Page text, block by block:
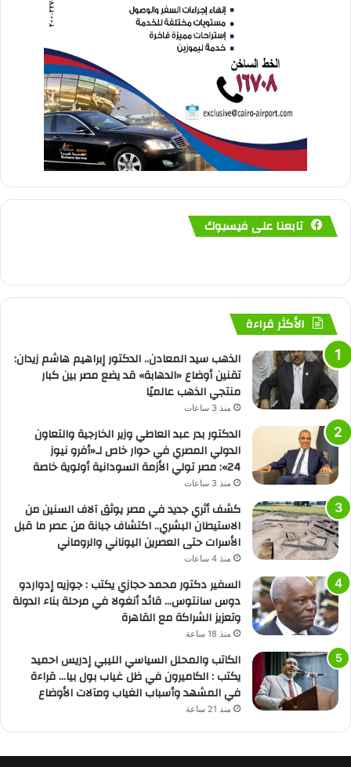
تابعنا على فيسبوك
الأكثر قراءة
الذهب سيد المعادن.. الدكتور إبراهيم هاشم زيدان:
تقنين أوضاع «الدهابة» قد يضع مصر بين كبار
منتجي الذهب عالميًا
منذ 3 ساعات
الدكتور بدر عبد العاطي وزير الخارجية والتعاون
الدولي المصري في حوار خاص لـ«أفرو نيوز
24»: مصر تولي الأزمة السودانية أولوية خاصة
منذ 3 ساعات
كشف أثري جديد في مصر يوثق آلاف السنين من
الاستيطان البشري.. اكتشاف جبانة من عصر ما قبل
الأسرات حتى العصرين اليوناني والروماني
منذ 4 ساعات
السفير دكتور محمد حجازي يكتب : جوزيه إدواردو
دوس سانتوس… قائد أنغولا في مرحلة بناء الدولة
وتعزيز الشراكة مع القاهرة
منذ 18 ساعة
الكاتب والمحلل السياسي الليبي إدريس احميد
يكتب : الكاميرون في ظل غياب بول بيا… قراءة
في المشهد وأسباب الغياب ومآلات الأوضاع
منذ 21 ساعة